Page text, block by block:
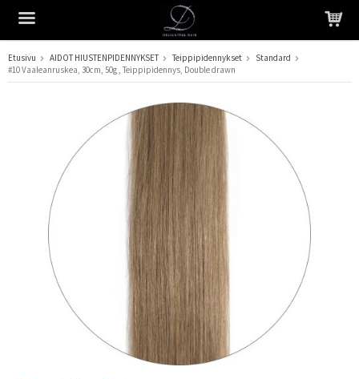
Tuote on lisätty ostoskoriin
Etusivu AIDOT HIUSTENPIDENNYKSET Teippipidennykset
Standard
#10 Vaaleanruskea, 30cm, 50g , Teippipidennys, Double drawn